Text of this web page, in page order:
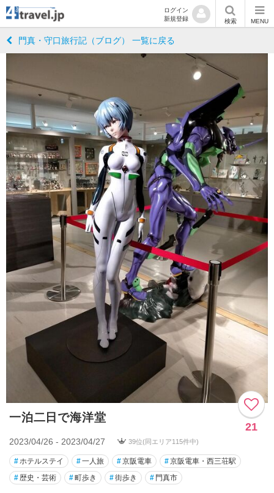
ログイン
新規登録
検索 MENU
門真・守口旅行記（ブログ） 一覧に戻る
一泊二日で海洋堂
21
2023/04/26 - 2023/04/27 39位(同エリア115件中)
#ホテルステイ #一人旅 #京阪電車 #京阪電車・西三荘駅
#歴史・芸術 #町歩き #街歩き # 門真市